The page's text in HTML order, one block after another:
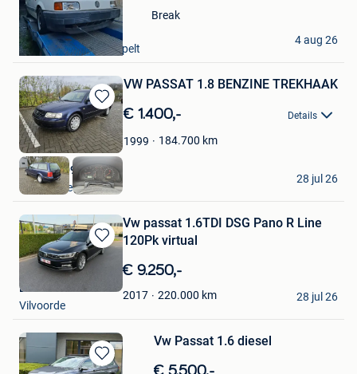
Favorieten
Break
Alex M
Eksel+ Deel Van Overpelt
4 aug 26
Bewaren
in
Mijn
Favorieten
VW PASSAT 1.8 BENZINE TREKHAAK
€ 1.400,- Details
1999 184.700 km
0032479094559️
Grez-Doiceau
28 jul 26
Bewaren
in
Favorieten
Vw passat 1.6TDI DSG Pano R Line
120Pk virtual
€ 9.250,-
2017 220.000 km
EGO-CARS
Vilvoorde
28 jul 26
Bewaren
Vw Passat 1.6 diesel
€ 5.500,-